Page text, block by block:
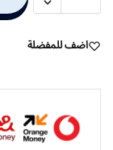
اضف للمفضلة